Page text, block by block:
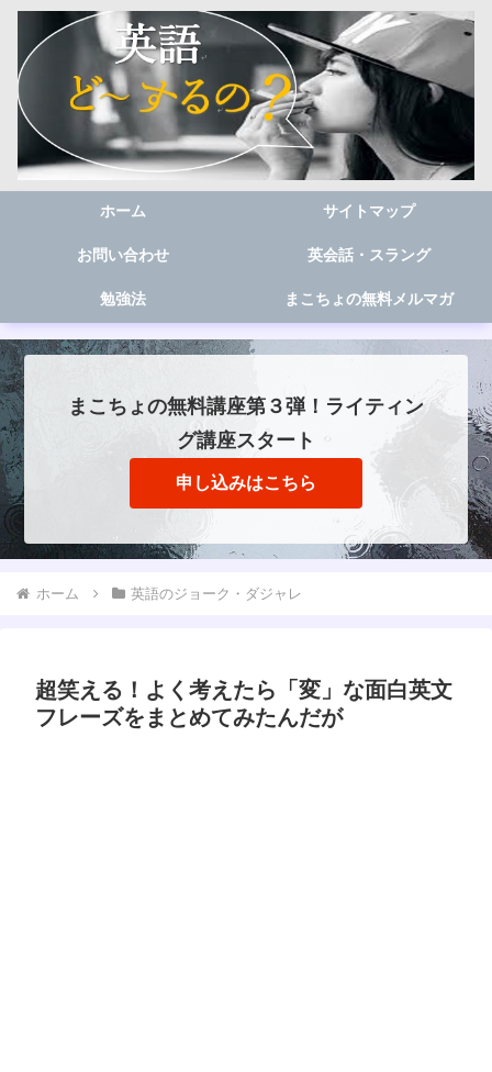
ホーム サイトマップ
お問い合わせ 英会話・スラング
勉強法 まこちょの無料メルマガ
まこちょの無料講座第３弾！ライティン
グ講座スタート
申し込みはこちら
ホーム 英語のジョーク・ダジャレ
超笑える！よく考えたら「変」な面白英文
フレーズをまとめてみたんだが